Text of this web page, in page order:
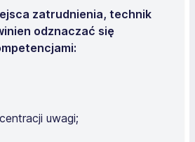
zatrudnienia, technik
odznaczać się
uwagi;